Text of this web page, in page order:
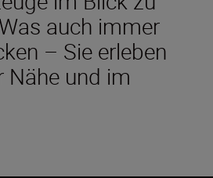
auch immer
– Sie erleben
Nähe und im